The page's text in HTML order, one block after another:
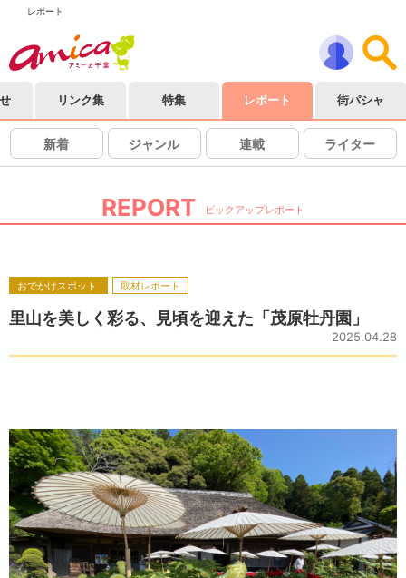
レポート
リンク集 特集 レポート 街パシャ
新着 ジャンル 連載 ライター
REPORT ピックアップレポート
おでかけスポット 取材レポート
里山を美しく彩る、見頃を迎えた「茂原牡丹園」
2025.04.28